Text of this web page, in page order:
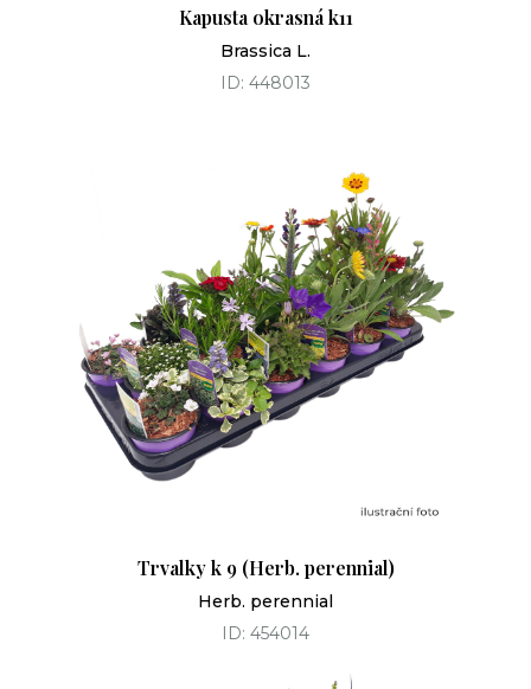
Kapusta okrasná k11
Brassica L.
ID: 448013
Trvalky k 9 (Herb. perennial)
Herb. perennial
ID: 454014